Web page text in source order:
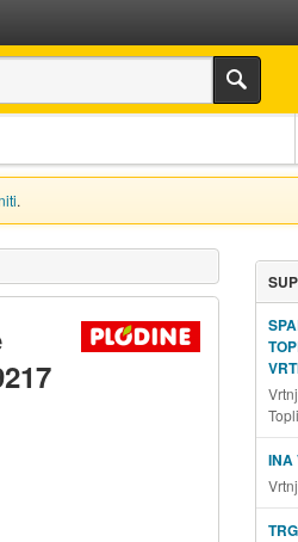
.
INA